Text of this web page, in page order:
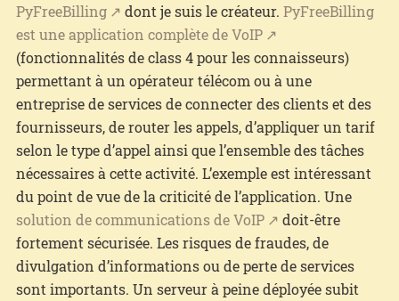
PyFreeBilling
dont je suis le créateur. PyFreeBilling
est une application complète de VoIP
(fonctionnalités de class 4 pour les connaisseurs)
permettant à un opérateur télécom ou à une
entreprise de services de connecter des clients et des
fournisseurs, de router les appels, d’appliquer un tarif
selon le type d’appel ainsi que l’ensemble des tâches
nécessaires à cette activité. L’exemple est intéressant
du point de vue de la criticité de l’application. Une
solution de communications de VoIP
doit-être
fortement sécurisée. Les risques de fraudes, de
divulgation d’informations ou de perte de services
sont importants. Un serveur à peine déployée subit